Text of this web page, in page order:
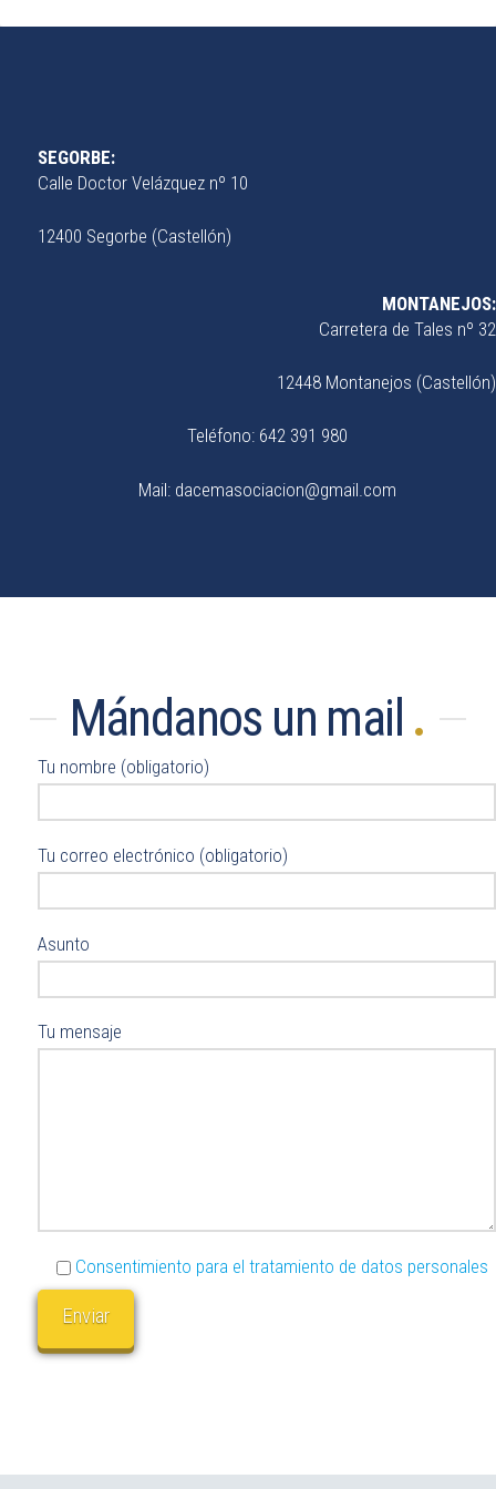
SEGORBE:
Calle Doctor Velázquez nº 10
12400 Segorbe (Castellón)
MONTANEJOS:
Carretera de Tales nº 32
12448 Montanejos (Castellón)
Teléfono: 642 391 980
Mail: dacemasociacion@gmail.com
Mándanos un mail .
Tu nombre (obligatorio)
Tu correo electrónico (obligatorio)
Asunto
Tu mensaje
Consentimiento para el tratamiento de datos personales